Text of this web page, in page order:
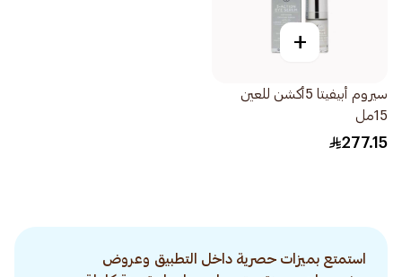
+
سيروم أبيفيتا 5أكشن للعين
15مل
277.15
استمتع بميزات حصرية داخل التطبيق وعروض